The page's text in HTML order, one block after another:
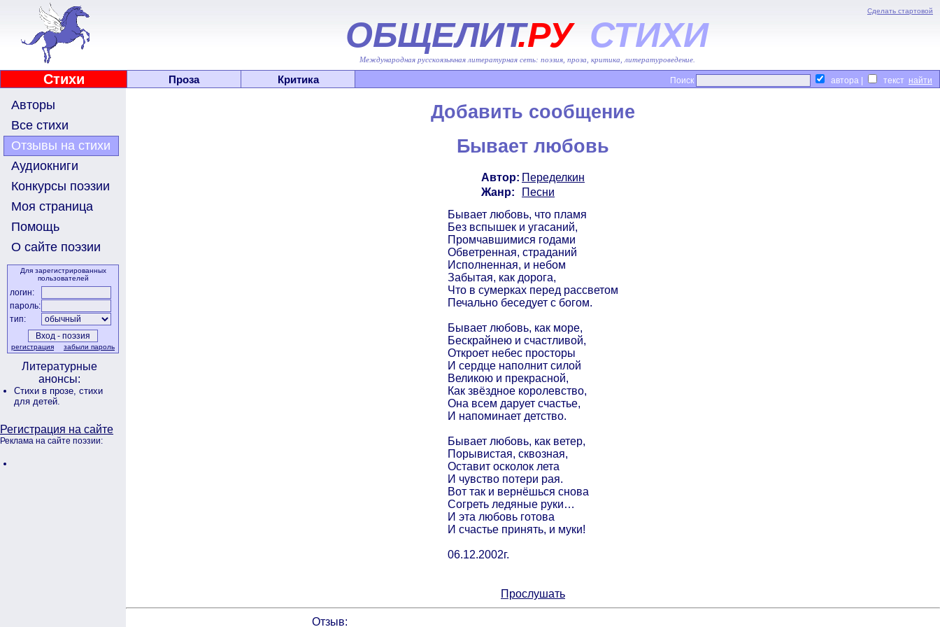
Сделать стартовой
ОБЩЕЛИТ.РУ СТИХИ
Международная русскоязычная литературная сеть: поэзия, проза, критика, литературоведение.
Стихи Проза Критика Поиск автора | текст
Авторы
Все стихи
Отзывы на стихи
Аудиокниги
Конкурсы поэзии
Моя страница
Помощь
О сайте поэзии
Для зарегистрированных
пользователей
логин:
пароль:
тип:
регистрация забыли пароль
Литературные
анонсы:
Стихи в прозе, стихи
для детей.
Регистрация на сайте
Реклама на сайте поэзии:
Добавить сообщение
Бывает любовь
Автор: Переделкин
Жанр:
Песни
Бывает любовь, что пламя
Без вспышек и угасаний,
Промчавшимися годами
Обветренная, страданий
Исполненная, и небом
Забытая, как дорога,
Что в сумерках перед рассветом
Печально беседует с богом.
Бывает любовь, как море,
Бескрайнею и счастливой,
Откроет небес просторы
И сердце наполнит силой
Великою и прекрасной,
Как звёздное королевство,
Она всем дарует счастье,
И напоминает детство.
Бывает любовь, как ветер,
Порывистая, сквозная,
Оставит осколок лета
И чувство потери рая.
Вот так и вернёшься снова
Согреть ледяные руки…
И эта любовь готова
И счастье принять, и муки!
06.12.2002г.
Прослушать
Отзыв: